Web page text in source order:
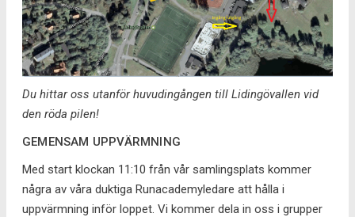
Du hittar oss utanför huvudingången till Lidingövallen vid
den röda pilen!
GEMENSAM UPPVÄRMNING
Med start klockan 11:10 från vår samlingsplats kommer
några av våra duktiga Runacademyledare att hålla i
uppvärmning inför loppet. Vi kommer dela in oss i grupper